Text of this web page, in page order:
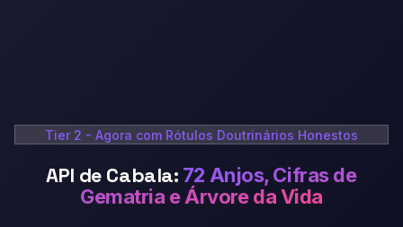
Tier 2 - Agora com Rótulos Doutrinários Honestos
API de Cabala: 72 Anjos, Cifras de
Gematria e Árvore da Vida